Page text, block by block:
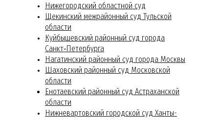
Нижегородский областной суд
Щекинский межрайонный суд Тульской
области
Куйбышевский районный суд города
Санкт‑Петербурга
Нагатинский районный суд города Москвы
Шаховский районный суд Московской
области
Енотаевский районный суд Астраханской
области
Нижневартовский городской суд Ханты-